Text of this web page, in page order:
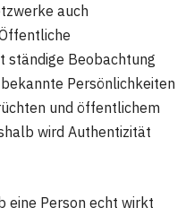
auch
Beobachtung
Persönlichkeiten
und öffentlichem
wird Authentizität
eine Person echt wirkt